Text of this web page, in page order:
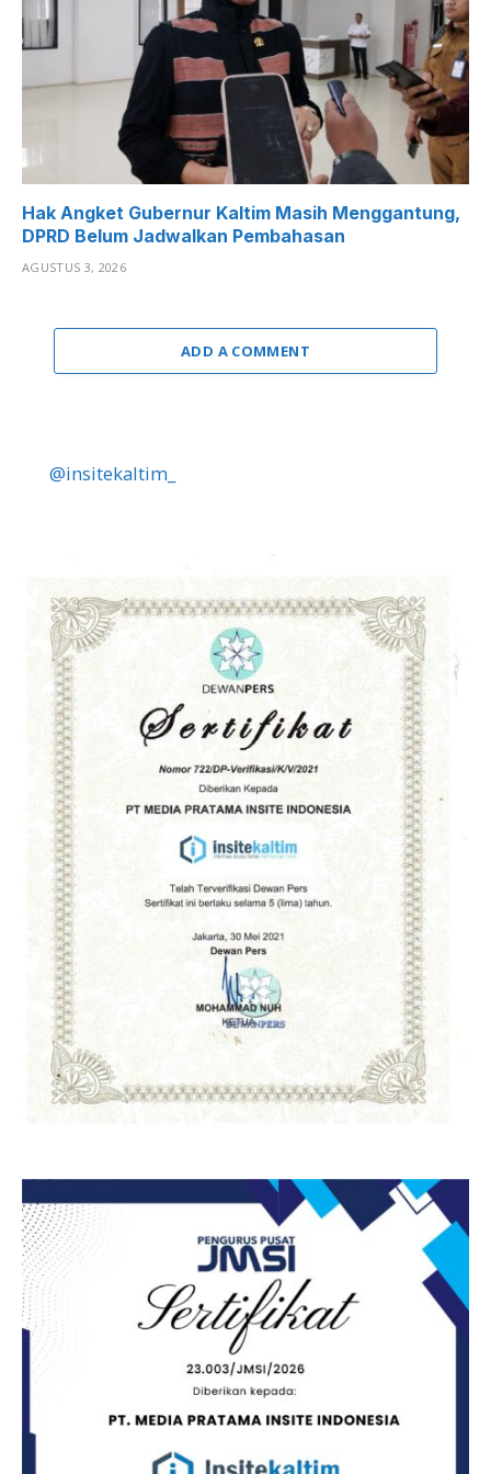
Hak Angket Gubernur Kaltim Masih Menggantung,
DPRD Belum Jadwalkan Pembahasan
AGUSTUS 3, 2026
ADD A COMMENT
@insitekaltim_